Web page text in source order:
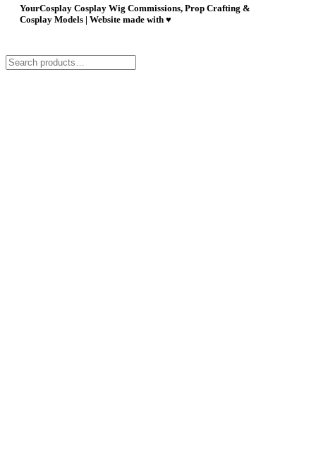
YourCosplay Cosplay Wig Commissions, Prop Crafting &
Cosplay Models | Website made with ♥